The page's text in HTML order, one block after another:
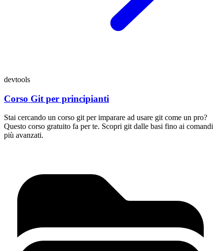
devtools
Corso Git per principianti
Stai cercando un corso git per imparare ad usare git come un pro?
Questo corso gratuito fa per te. Scopri git dalle basi fino ai comandi
più avanzati.